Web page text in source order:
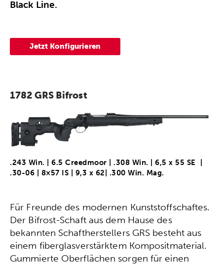
Black Line.
Jetzt Konfigurieren
1782 GRS Bifrost
.243 Win. | 6.5 Creedmoor | .308 Win. | 6,5 x 55 SE |
.30-06 | 8×57 IS | 9,3 x 62| .300 Win. Mag.
Für Freunde des modernen Kunststoffschaftes.
Der Bifrost-Schaft aus dem Hause des
bekannten Schaftherstellers GRS besteht aus
einem fiberglasverstärktem Kompositmaterial.
Gummierte Oberflächen sorgen für einen